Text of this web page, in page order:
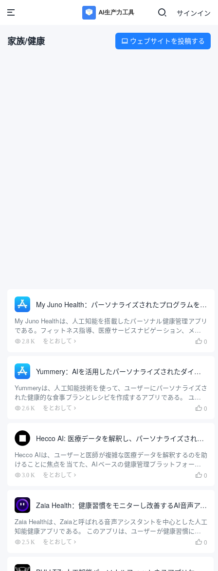
サインイン
家族/健康  ウェブサイトを投稿する
My Juno Health：パーソナライズされたプログラムを提供するAI健康アシスタント
My Juno Healthは、人工知能を搭載したパーソナル健康管理アプリ
である。フィットネス指導、医療サービスナビゲーション、メンタ
ルヘルスサポート、服薬リマインダーなどを統合し、総合的な健康
た健康とフィットネスを生成するAI技術の活用だ。.
2.8 K をとおして  0
Yummery：AIを活用したパーソナライズされたダイエット計画とレシピ作成アプリ
Yummeryは、人工知能技術を使って、ユーザーにパーソナライズさ
れた健康的な食事プランとレシピを作成するアプリである。 ユーザ
ーの食事嗜好、健康目標、アレルゲン、身体データ（身長、体重な
とによって、健康的な食事の複雑さを簡素化することです。.
2.6 K をとおして  0
Hecco AI: 医療データを解釈し、パーソナライズされた健康アドバイスを提供するスマートツール
Hecco AIは、ユーザーと医師が複雑な医療データを解釈するのを助
けることに焦点を当てた、AIベースの健康管理プラットフォームで
ある。検査報告書、バイタルサイン、処方箋、病歴などの情報を統
患者が...
3.0 K をとおして  0
Zaia Health：健康習慣をモニターし改善するAI音声アシスタント
Zaia Healthは、Zaiaと呼ばれる音声アシスタントを中心とした人工
知能健康アプリである。 このアプリは、ユーザーが健康習慣に集中
し、改善するのを助けるように設計されている。 音声対話を通じ
く。.
2.5 K をとおして  0